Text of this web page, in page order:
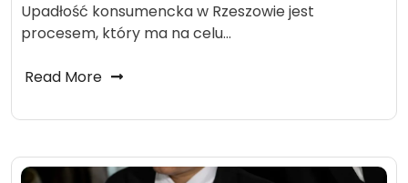
Upadłość konsumencka w Rzeszowie jest
procesem, który ma na celu…
Read More